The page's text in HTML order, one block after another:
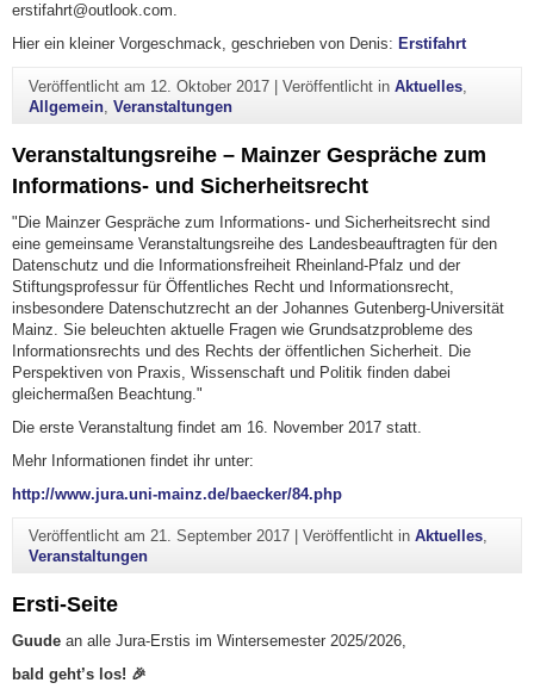
erstifahrt@outlook.com.
Hier ein kleiner Vorgeschmack, geschrieben von Denis: Erstifahrt
Veröffentlicht am 12. Oktober 2017| Veröffentlicht in Aktuelles,
Allgemein, Veranstaltungen
Veranstaltungsreihe – Mainzer Gespräche zum
Informations- und Sicherheitsrecht
"Die Mainzer Gespräche zum Informations- und Sicherheitsrecht sind
eine gemeinsame Veranstaltungsreihe des Landesbeauftragten für den
Datenschutz und die Informationsfreiheit Rheinland-Pfalz und der
Stiftungsprofessur für Öffentliches Recht und Informationsrecht,
insbesondere Datenschutzrecht an der Johannes Gutenberg-Universität
Mainz. Sie beleuchten aktuelle Fragen wie Grundsatzprobleme des
Informationsrechts und des Rechts der öffentlichen Sicherheit. Die
Perspektiven von Praxis, Wissenschaft und Politik finden dabei
gleichermaßen Beachtung."
Die erste Veranstaltung findet am 16. November 2017 statt.
Mehr Informationen findet ihr unter:
http://www.jura.uni-mainz.de/baecker/84.php
Veröffentlicht am 21. September 2017| Veröffentlicht in Aktuelles,
Veranstaltungen
Ersti-Seite
Guude an alle Jura-Erstis im Wintersemester 2025/2026,
bald geht’s los! 🎉